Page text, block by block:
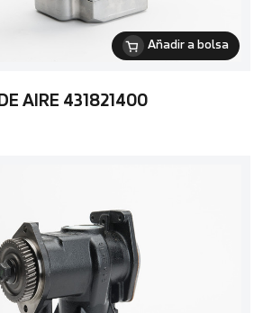
Añadir a bolsa
AIRE 431821400